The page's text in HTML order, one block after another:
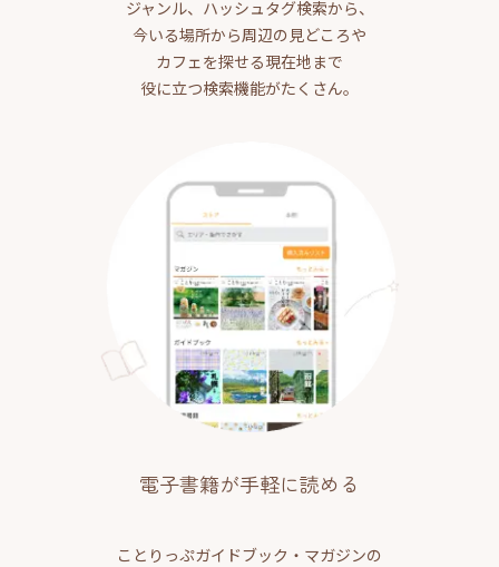
ジャンル、ハッシュタグ検索から、
今いる場所から周辺の見どころや
カフェを探せる現在地まで
役に立つ検索機能がたくさん。
電子書籍が手軽に読める
ことりっぷガイドブック・マガジンの